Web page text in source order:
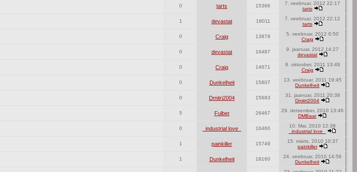
0 tarts 15366
7. veebruar, 2012 22:17
tarts
1 devastat 18011
7. veebruar, 2012 22:12
tarts
0 Craig 13879
5. veebruar, 2012 0:50
Craig
0 devastat 16487
9. jaanuar, 2012 14:27
devastat
0 Craig 14671
8. oktoober, 2011 13:48
Craig
0 Dunkelheit 15807
13. veebruar, 2011 19:45
Dunkelheit
0 Dmitri2004 15683
31. jaanuar, 2011 20:38
Dmitri2004
5 Fulber 26467
29. detsember, 2010 13:46
DMBaar
0 _industrial love_ 16460
10. Mai, 2010 12:38
_industrial love_
1 painkiller 15749
15. märts, 2010 10:37
painkiller
1 Dunkelheit 18160
24. veebruar, 2010 14:56
Dunkelheit